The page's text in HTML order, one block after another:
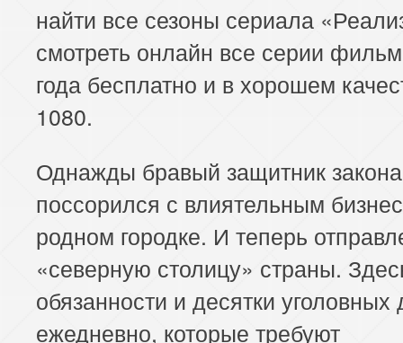
найти все сезоны сериала
смотреть онлайн все серии
года бесплатно и в хорошем
1080.
Однажды бравый защитник
поссорился с влиятельным
родном городке. И теперь
«северную столицу» страны.
обязанности и десятки уголовных
ежедневно, которые требуют